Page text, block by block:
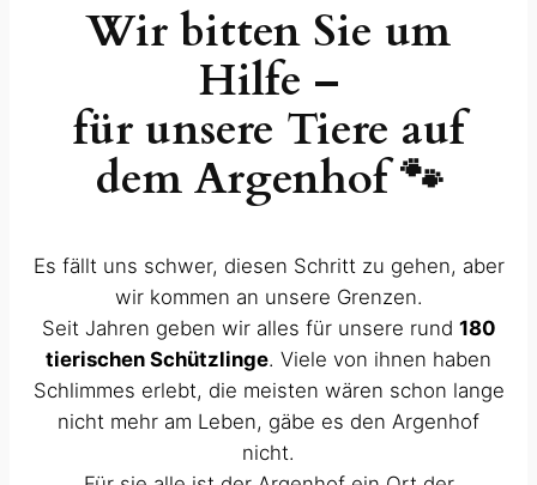
Wir bitten Sie um
Hilfe –
für unsere Tiere auf
dem Argenhof 🐾
Es fällt uns schwer, diesen Schritt zu gehen, aber
wir kommen an unsere Grenzen.
Seit Jahren geben wir alles für unsere rund 180
tierischen Schützlinge. Viele von ihnen haben
Schlimmes erlebt, die meisten wären schon lange
nicht mehr am Leben, gäbe es den Argenhof
nicht.